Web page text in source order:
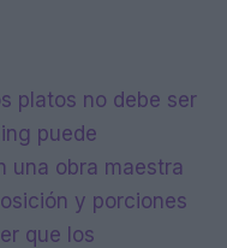
platos no debe ser
puede
una obra maestra
y porciones
que los